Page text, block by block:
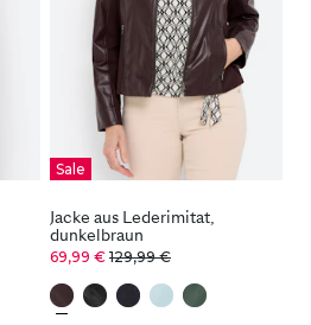
Sale
Jacke aus Lederimitat,
dunkelbraun
69,99 € 129,99 €